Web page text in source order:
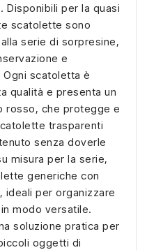
Disponibili per la quasi
scatolette sono
serie di sorpresine,
e
scatoletta è
qualità e presenta un
rosso, che protegge e
trasparenti
senza doverle
misura per la serie,
generiche con
ideali per organizzare
modo versatile.
soluzione pratica per
oggetti di